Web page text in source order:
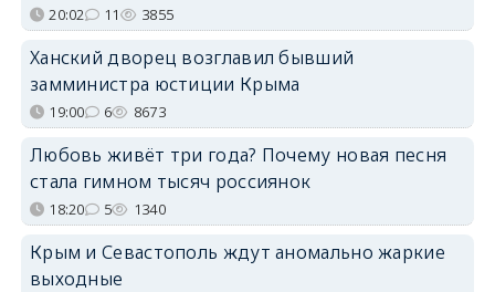
20:02 11 3855
Ханский дворец возглавил бывший
замминистра юстиции Крыма
19:00 6 8673
Любовь живёт три года? Почему новая песня
стала гимном тысяч россиянок
18:20 5 1340
Крым и Севастополь ждут аномально жаркие
выходные